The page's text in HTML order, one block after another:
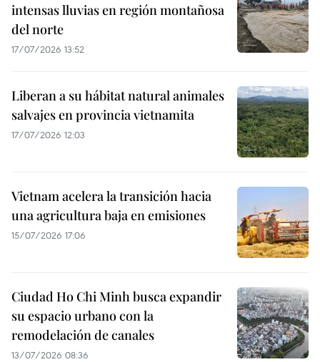
intensas lluvias en región montañosa
del norte
17/07/2026 13:52
Liberan a su hábitat natural animales
salvajes en provincia vietnamita
17/07/2026 12:03
Vietnam acelera la transición hacia
una agricultura baja en emisiones
15/07/2026 17:06
Ciudad Ho Chi Minh busca expandir
su espacio urbano con la
remodelación de canales
13/07/2026 08:36